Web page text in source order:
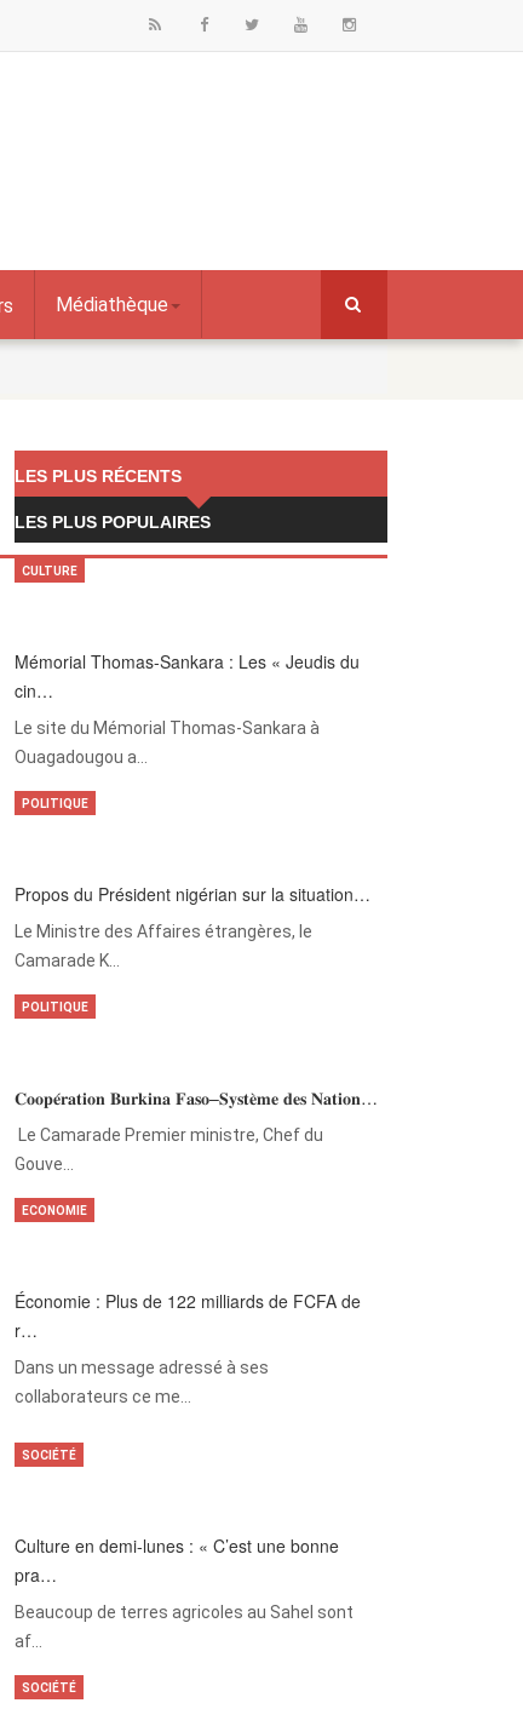
Médiathèque
LES PLUS RÉCENTS
LES PLUS POPULAIRES
Mémorial Thomas-Sankara : Les « Jeudis du
cin…
Le site du Mémorial Thomas-Sankara à
Ouagadougou a…
CULTURE
Propos du Président nigérian sur la situation…
Le Ministre des Affaires étrangères, le
Camarade K…
POLITIQUE
𝐂𝐨𝐨𝐩𝐞́𝐫𝐚𝐭𝐢𝐨𝐧 𝐁𝐮𝐫𝐤𝐢𝐧𝐚 𝐅𝐚𝐬𝐨–𝐒𝐲𝐬𝐭𝐞̀𝐦𝐞 𝐝𝐞𝐬 𝐍𝐚𝐭𝐢𝐨𝐧…
‎Le Camarade Premier ministre, Chef du
Gouve…
POLITIQUE
Économie : Plus de 122 milliards de FCFA de
r…
Dans un message adressé à ses
collaborateurs ce me…
ECONOMIE
Culture en demi-lunes : « C’est une bonne
pra…
Beaucoup de terres agricoles au Sahel sont
af…
SOCIÉTÉ
SOCIÉTÉ